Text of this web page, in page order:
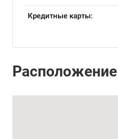
Кредитные карты:
Расположение